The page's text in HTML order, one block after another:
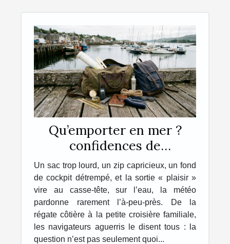
Qu’emporter en mer ?
confidences de
navigateurs sur leur sac
idéal
Un sac trop lourd, un zip capricieux, un fond
de cockpit détrempé, et la sortie « plaisir »
vire au casse-tête, sur l’eau, la météo
pardonne rarement l’à-peu-près. De la
régate côtière à la petite croisière familiale,
les navigateurs aguerris le disent tous : la
question n’est pas seulement quoi...